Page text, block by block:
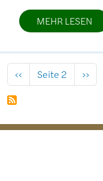
MEHR LESEN
Vorherige Seite
‹‹ Seite 2 ››